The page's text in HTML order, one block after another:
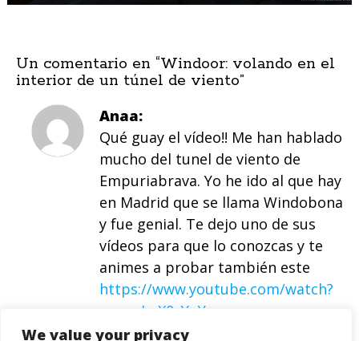
We value your privacy
Un comentario en “Windoor: volando en el
interior de un túnel de viento”
Anaa
Qué guay el vídeo!! Me han hablado
mucho del tunel de viento de
Empuriabrava. Yo he ido al que hay
en Madrid que se llama Windobona
y fue genial. Te dejo uno de sus
vídeos para que lo conozcas y te
animes a probar también este
https://www.youtube.com/watch?
v=epnLuX0vYuY